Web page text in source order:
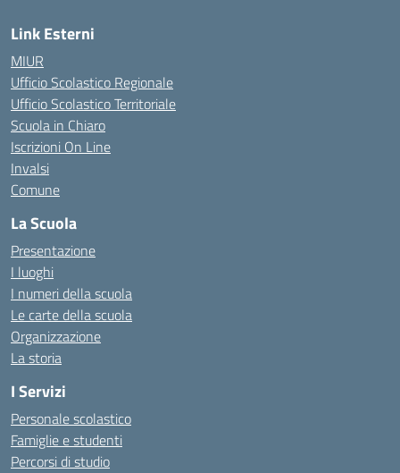
Link Esterni
MIUR
Ufficio Scolastico Regionale
Ufficio Scolastico Territoriale
Scuola in Chiaro
Iscrizioni On Line
Invalsi
Comune
La Scuola
Presentazione
I luoghi
I numeri della scuola
Le carte della scuola
Organizzazione
La storia
I Servizi
Personale scolastico
Famiglie e studenti
Percorsi di studio